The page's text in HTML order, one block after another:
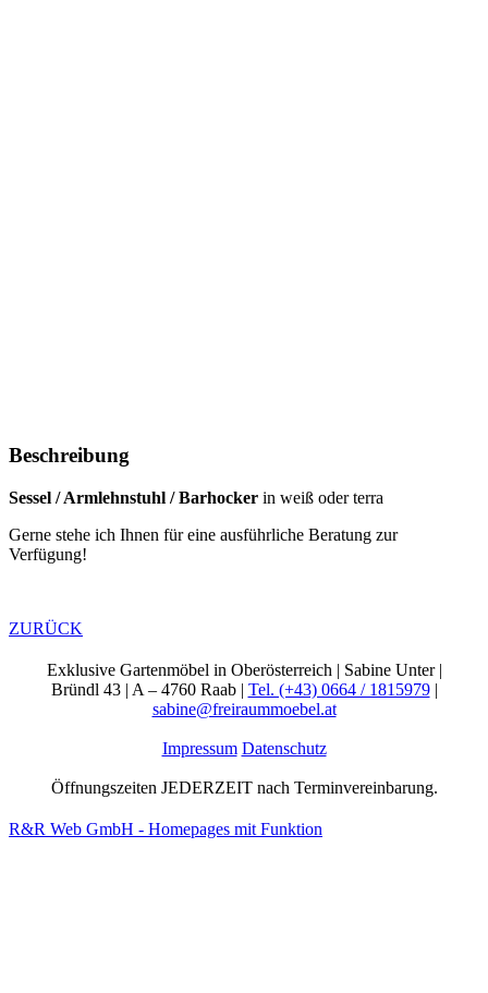
Beschreibung
Sessel / Armlehnstuhl / Barhocker in weiß oder terra
Gerne stehe ich Ihnen für eine ausführliche Beratung zur
Verfügung!
ZURÜCK
Exklusive Gartenmöbel in Oberösterreich | Sabine Unter |
Bründl 43 | A – 4760 Raab | Tel. (+43) 0664 / 1815979|
sabine@freiraummoebel.at
Impressum Datenschutz
Öffnungszeiten JEDERZEIT nach Terminvereinbarung.
R&R Web GmbH - Homepages mit Funktion